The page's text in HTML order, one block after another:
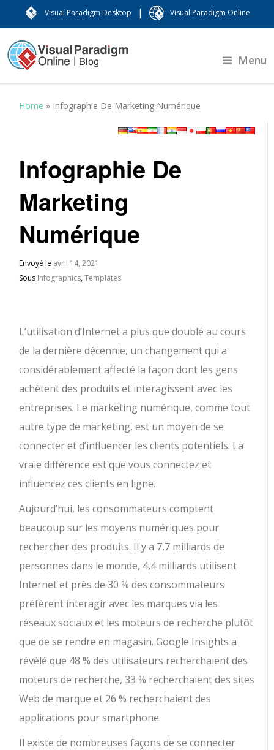
Visual Paradigm Desktop | Visual Paradigm Online
Menu
Home » Infographie De Marketing Numérique
Infographie De
Marketing
Numérique
Envoyé le avril 14, 2021
Sous Infographics,Templates
L’utilisation d’Internet a plus que doublé au cours
de la dernière décennie, un changement qui a
considérablement affecté la façon dont les gens
achètent des produits et interagissent avec les
entreprises. Le marketing numérique, comme tout
autre type de marketing, est un moyen de se
connecter et d’influencer les clients potentiels. La
vraie différence est que vous connectez et
influencez ces clients en ligne.
Aujourd’hui, les consommateurs comptent
beaucoup sur les moyens numériques pour
rechercher des produits. Il y a 7,7 milliards de
personnes dans le monde, 4,4 milliards utilisent
Internet et près de 30 % des consommateurs
préfèrent interagir avec les marques via les
réseaux sociaux et les moteurs de recherche plutôt
que de se rendre en magasin. Google Insights a
révélé que 48 % des utilisateurs recherchaient des
moteurs de recherche, 33 % recherchaient des sites
Web de marque et 26 % recherchaient des
applications pour smartphone.
Il existe de nombreuses façons de se connecter